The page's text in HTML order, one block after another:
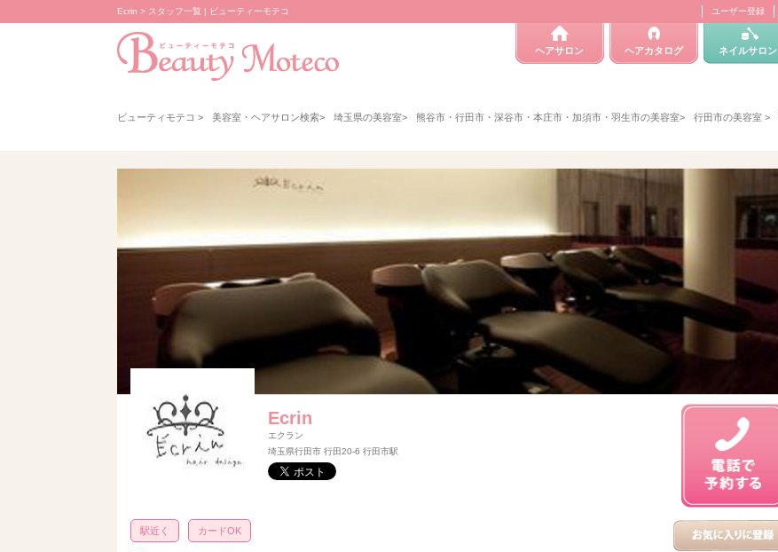
Ecrin > スタッフ一覧 | ビューティーモテコ ユーザー登録
ヘアサロン ヘアカタログ ネイルサロン
ビューティモテコ > 美容室・ヘアサロン検索> 埼玉県の美容室> 熊谷市・行田市・深谷市・本庄市・加須市・羽生市の美容室> 行田市の美容室 >
Ecrin
エクラン
埼玉県行田市 行田20-6 行田市駅
駅近く カードOK